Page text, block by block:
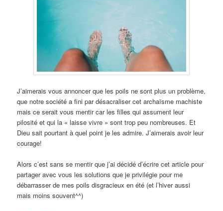
J’aimerais vous annoncer que les poils ne sont plus un problème,
que notre société a fini par désacraliser cet archaïsme machiste
mais ce serait vous mentir car les filles qui assument leur
pilosité et qui la « laisse vivre » sont trop peu nombreuses. Et
Dieu sait pourtant à quel point je les admire. J’aimerais avoir leur
courage!
Alors c’est sans se mentir que j’ai décidé d’écrire cet article pour
partager avec vous les solutions que je privilégie pour me
débarrasser de mes poils disgracieux en été (et l’hiver aussi
mais moins souvent^^)